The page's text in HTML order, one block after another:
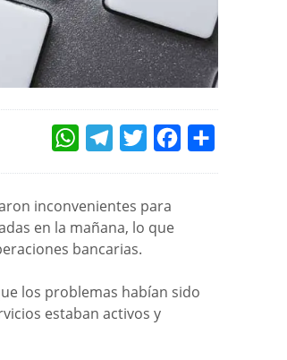
WHATSAPPTELEGRAMTWITTERFACEBOOK
inconvenientes para
en la mañana, lo que
bancarias.
los problemas habían sido
estaban activos y